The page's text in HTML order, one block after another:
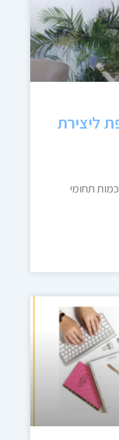
ליצירת
תחומי